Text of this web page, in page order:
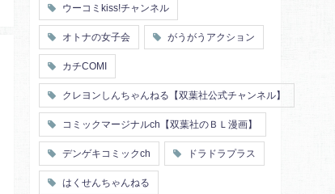
メイド
恋人
泥酔
絶倫
複数プレイ
友情・仲間
ウーコミkiss!チャンネル
オトナの女子会 がうがうアクション
カチCOMI
クレヨンしんちゃんねる【双葉社公式チャンネル】
コミックマージナルch【双葉社のＢＬ漫画】
デンゲキコミックch ドラドラプラス
はくせんちゃんねる